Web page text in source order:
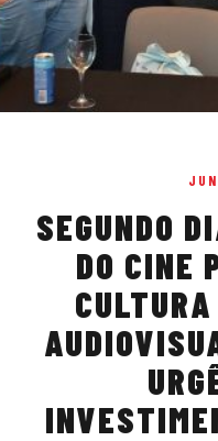
SEGUNDO
DO CINE